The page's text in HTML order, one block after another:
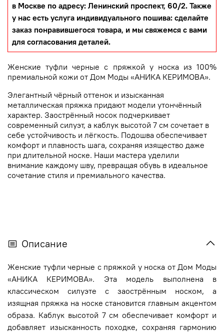
в Москве по адресу: Ленинский проспект, 60/2. Также
у нас есть услуга индивидуального пошива: сделайте
заказ понравившегося товара, и мы свяжемся с вами
для согласования деталей.
Женские туфли черные с пряжкой у носка из 100%
премиальной кожи от Дом Моды «АНИКА КЕРИМОВА».
Элегантный чёрный оттенок и изысканная
металлическая пряжка придают модели утончённый
характер. Заострённый носок подчеркивает
современный силуэт, а каблук высотой 7 см сочетает в
себе устойчивость и лёгкость. Подошва обеспечивает
комфорт и плавность шага, сохраняя изящество даже
при длительной носке. Наши мастера уделили
внимание каждому шву, превращая обувь в идеальное
сочетание стиля и премиального качества.
Описание
Женские туфли черные с пряжкой у носка от Дом Моды
«АНИКА КЕРИМОВА». Эта модель выполнена в
классическом силуэте с заострённым носком, а
изящная пряжка на носке становится главным акцентом
образа. Каблук высотой 7 см обеспечивает комфорт и
добавляет изысканность походке, сохраняя гармонию